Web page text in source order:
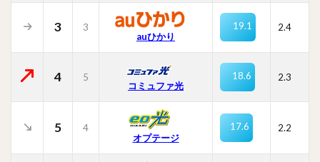
3
3
auひかり
19.1 2.4
4 5
コミュファ光
18.6 2.3
5
4
オプテージ
17.6 2.2